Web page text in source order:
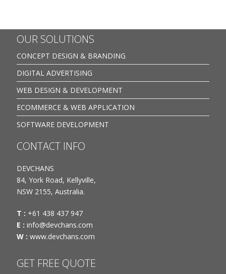
OUR SOLUTIONS
CONCEPT DESIGN & BRANDING
DIGITAL ADVERTISING
WEB DESIGN & DEVELOPMENT
ECOMMERCE & WEB APPLICATION
SOFTWARE DEVELOPMENT
CONTACT INFO
DEVCHANS
84, York Road, Kellyville,
NSW 2155, Australia.
T : +61 438 437 947
E : info@devchans.com
W : www.devchans.com
GET FREE QUOTE